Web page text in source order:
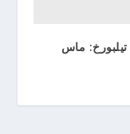
تيلبورخ: ماس